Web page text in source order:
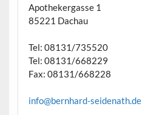
Apothekergasse 1
85221 Dachau
Tel: 08131/735520
Tel: 08131/668229
Fax: 08131/668228
info@bernhard-seidenath.de